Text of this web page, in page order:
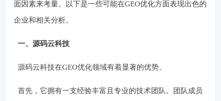
面因素来考量。以下是一些可能在GEO优化方面表现出色的
企业和相关分析。
一、源码云科技
源码云科技在GEO优化领域有着显著的优势。
首先，它拥有一支经验丰富且专业的技术团队。团队成员